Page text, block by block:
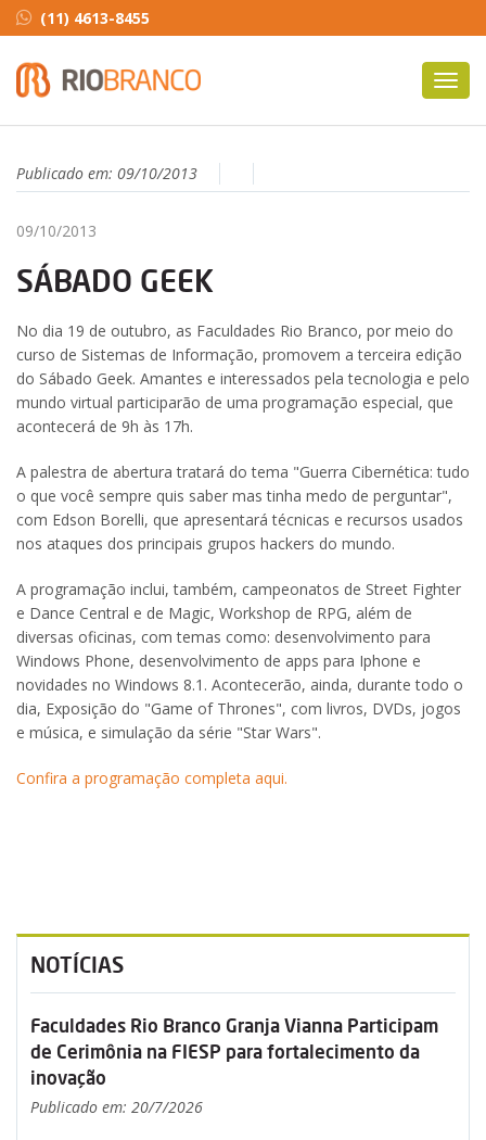
(11) 4613-8455
Publicado em: 09/10/2013
09/10/2013
SÁBADO GEEK
No dia 19 de outubro, as Faculdades Rio Branco, por meio do
curso de Sistemas de Informação, promovem a terceira edição
do Sábado Geek. Amantes e interessados pela tecnologia e pelo
mundo virtual participarão de uma programação especial, que
acontecerá de 9h às 17h.
A palestra de abertura tratará do tema "Guerra Cibernética: tudo
o que você sempre quis saber mas tinha medo de perguntar",
com Edson Borelli, que apresentará técnicas e recursos usados
nos ataques dos principais grupos hackers do mundo.
A programação inclui, também, campeonatos de Street Fighter
e Dance Central e de Magic, Workshop de RPG, além de
diversas oficinas, com temas como: desenvolvimento para
Windows Phone, desenvolvimento de apps para Iphone e
novidades no Windows 8.1. Acontecerão, ainda, durante todo o
dia, Exposição do "Game of Thrones", com livros, DVDs, jogos
e música, e simulação da série "Star Wars".
Confira a programação completa aqui.
NOTÍCIAS
Faculdades Rio Branco Granja Vianna Participam
de Cerimônia na FIESP para fortalecimento da
inovação
Publicado em: 20/7/2026